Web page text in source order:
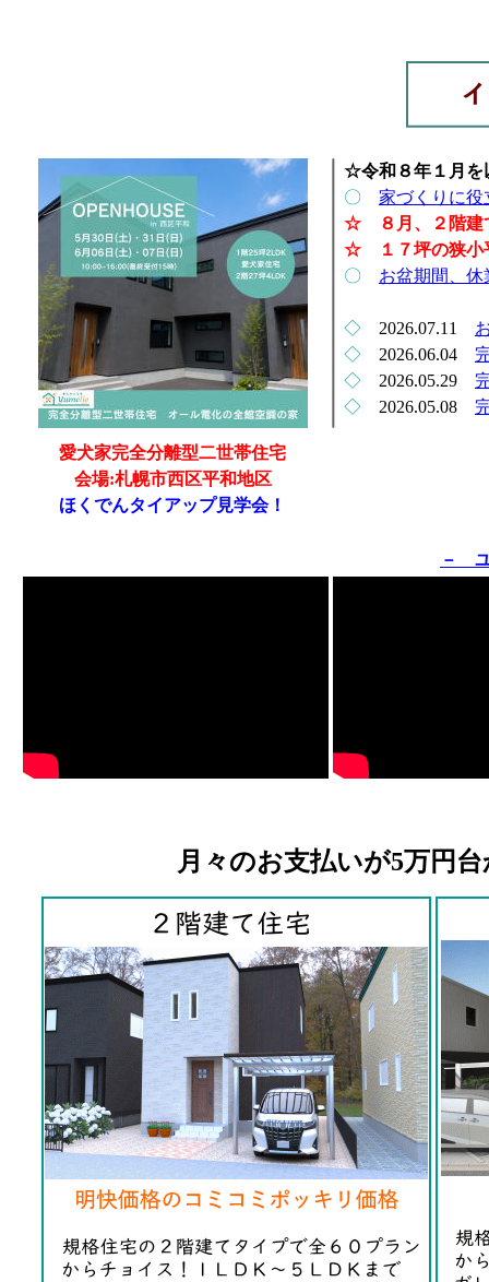
☆令和８年１月を
〇
家づくりに役
☆ ８月、２階建
☆ １７坪の狭小
〇
お盆期間、
◇ 2026.07.11
◇ 2026.06.04
◇ 2026.05.29
◇ 2026.05.08
愛犬家完全分離型二世帯住宅
会場:札幌市西区平和地区
ほくでんタイアップ見学会！
－
月々のお支払いが5万円台から